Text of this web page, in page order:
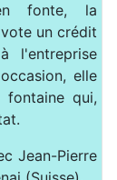
fonte, la
un crédit
l'entreprise
elle
qui,
Jean-Pierre